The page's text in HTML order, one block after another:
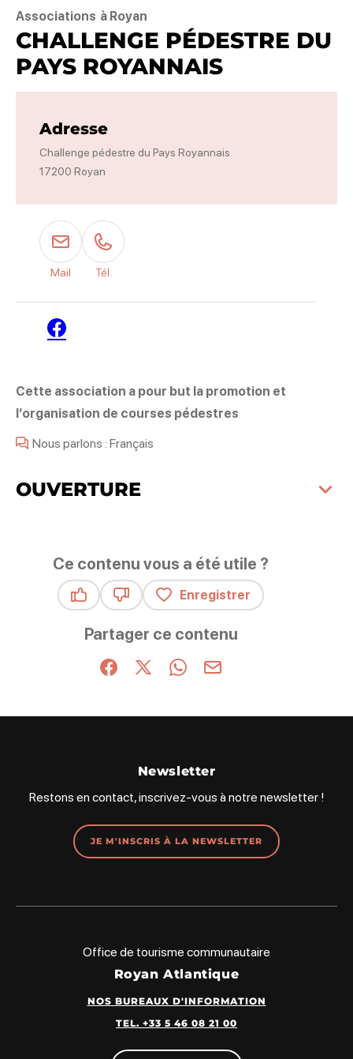
Associations à Royan
CHALLENGE PÉDESTRE DU
PAYS ROYANNAIS
Cette association a pour but la promotion et
l’organisation de courses pédestres
Nous parlons : Français
OUVERTURE
Adresse
Challenge pédestre du Pays Royannais
17200 Royan
Mail Tél.
Facebook
Ce contenu vous a été utile ?
Enregistrer
Partager ce contenu
Partager sur Facebook (nouvelle fenêtre)
Partager sur X / Twitter (nouvelle
Partager sur WhatsApp
Partager par mail
Newsletter
Restons en contact, inscrivez-vous à notre newsletter !
JE M'INSCRIS À LA NEWSLETTER
Office de tourisme communautaire
Royan Atlantique
NOS BUREAUX D'INFORMATION
TEL. +33 5 46 08 21 00